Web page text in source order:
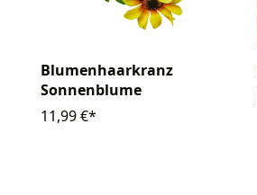
Blumenhaarkranz
Sonnenblume
11,99 €*